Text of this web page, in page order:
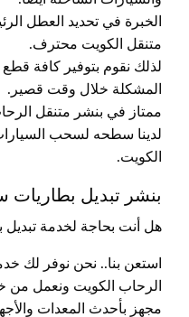
الخبرة في تحديد العطل
متنقل الكويت محترف.
لذلك نقوم بتوفير كافة قطع
المشكلة خلال وقت قصير.
ممتاز في بنشر متنقل
لدينا سطحه لسحب
الكويت.
بنشر تبديل بطاريات
هل أنت بحاجة لخدمة تبديل
استعن بنا.. نحن نوفر لك
الرحاب الكويت ونعمل من
مجهز بأحدث المعدات